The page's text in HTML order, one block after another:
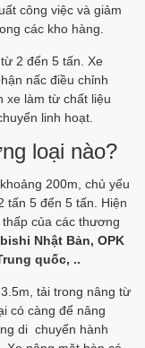
công việc và giảm
các kho hàng.
2 đến 5 tấn. Xe
nấc điều chỉnh
xe làm từ chất liệu
linh hoạt.
loại nào?
200m, chủ yếu
tấn 5 đến 5 tấn. Hiện
của các thương
Nhật Bản, OPK
quốc, ..
tải trong nâng từ
có càng để nâng
di chuyển hành